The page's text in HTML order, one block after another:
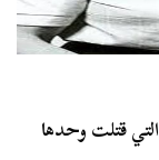
قتلت وحدها